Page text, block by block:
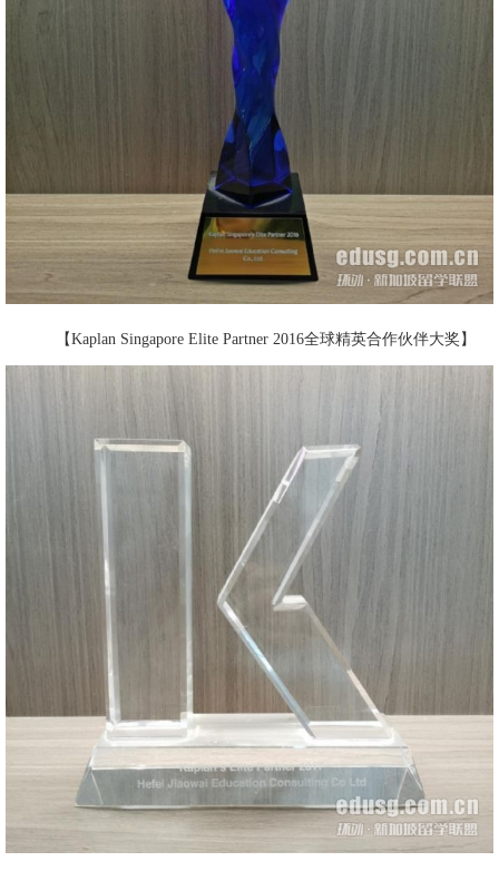
【Kaplan Singapore Elite Partner 2016全球精英合作伙伴大奖】